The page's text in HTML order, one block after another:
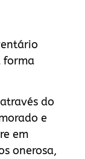
forma
do
e
em
onerosa,